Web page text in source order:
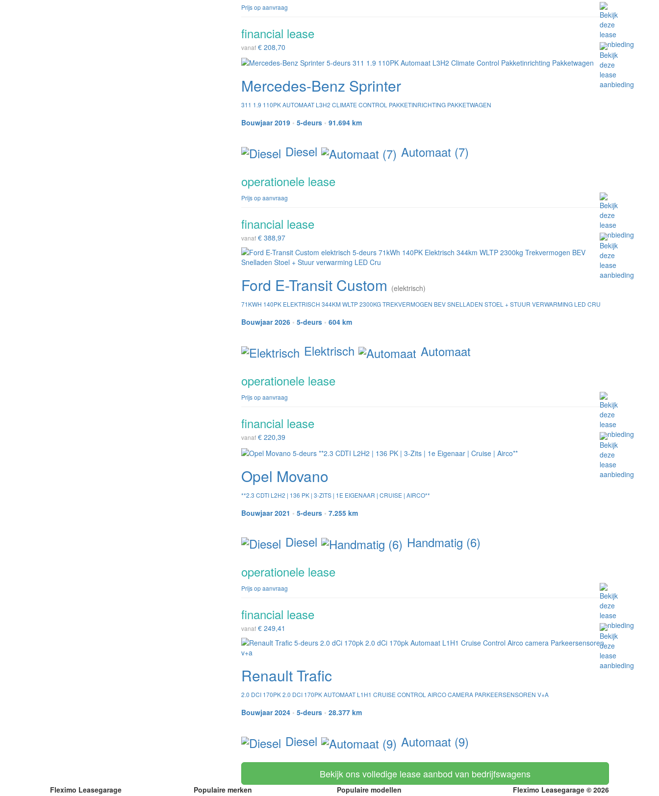
Prijs op aanvraag
financial lease
vanaf € 208,70
Mercedes-Benz Sprinter
311 1.9 110PK AUTOMAAT L3H2 CLIMATE CONTROL PAKKETINRICHTING PAKKETWAGEN
Bouwjaar 2019 • 5-deurs • 91.694 km
Diesel
Automaat (7)
operationele lease
Prijs op aanvraag
financial lease
vanaf € 388,97
Ford E-Transit Custom (elektrisch)
71KWH 140PK ELEKTRISCH 344KM WLTP 2300KG TREKVERMOGEN BEV SNELLADEN STOEL + STUUR VERWARMING LED CRU
Bouwjaar 2026 • 5-deurs • 604 km
Elektrisch
Automaat
operationele lease
Prijs op aanvraag
financial lease
vanaf € 220,39
Opel Movano
**2.3 CDTI L2H2 | 136 PK | 3-ZITS | 1E EIGENAAR | CRUISE | AIRCO**
Bouwjaar 2021 • 5-deurs • 7.255 km
Diesel
Handmatig (6)
operationele lease
Prijs op aanvraag
financial lease
vanaf € 249,41
Renault Trafic
2.0 DCI 170PK 2.0 DCI 170PK AUTOMAAT L1H1 CRUISE CONTROL AIRCO CAMERA PARKEERSENSOREN V+A
Bouwjaar 2024 • 5-deurs • 28.377 km
Diesel Automaat (9)
Bekijk ons volledige lease aanbod van bedrijfswagens
Fleximo Leasegarage Populaire merken Populaire modellen Fleximo Leasegarage © 2026